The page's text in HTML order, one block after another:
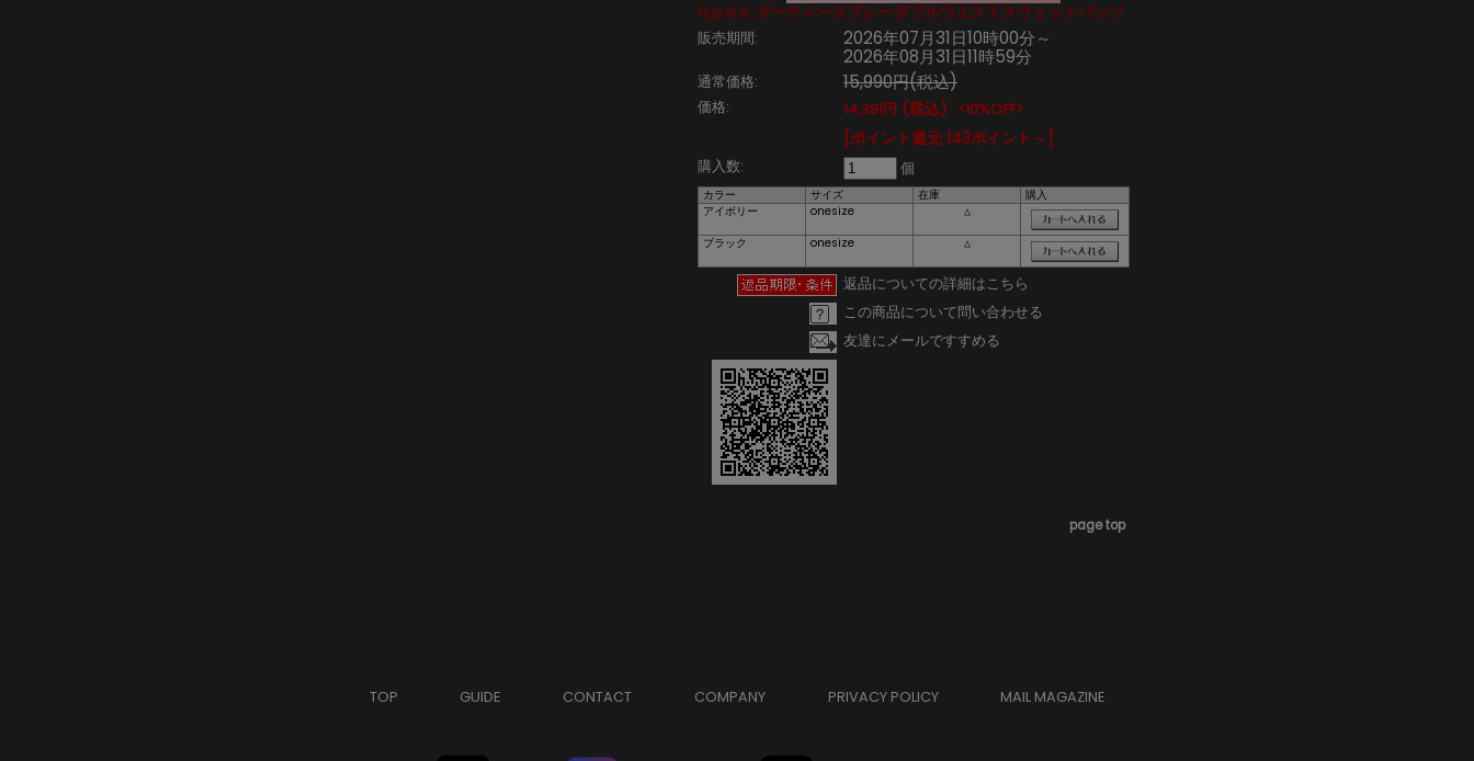
a.p.o.v. ダーティースプレーダブルウエストスウェットパンツ
販売期間:
2026年07月31日10時00分～
2026年08月31日11時59分
通常価格: 15,990円(税込)
価格: 14,391円 (税込) <10%OFF>
[ポイント還元 143ポイント～]
購入数: 個
カラー サイズ 在庫
購入
アイボリー
onesize
△
ブラック
onesize △
返品についての詳細はこちら
この商品について問い合わせる
友達にメールですすめる
page top
TOP GUIDE CONTACT COMPANY PRIVACY POLICY MAIL MAGAZINE